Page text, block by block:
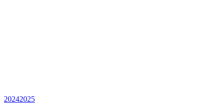
20242025